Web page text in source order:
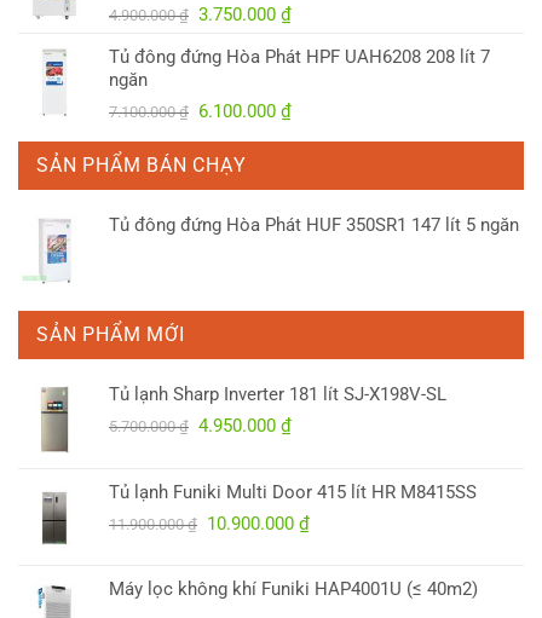
4.900.000₫ Giá
là:
3.750.000 ₫Giá
tại
3.750.000 ₫.
Tủ đông đứng Hòa Phát HPF UAH6208 208 lít 7
ngăn
7.100.000₫ Giá
là:
7.100.000 ₫.
6.100.000 ₫Giá
là:
SẢN PHẨM BÁN CHẠY
Tủ đông đứng Hòa Phát HUF 350SR1 147 lít 5 ngăn
SẢN PHẨM MỚI
Tủ lạnh Sharp Inverter 181 lít SJ-X198V-SL
5.700.000₫ Giá
5.700.000 ₫.
4.950.000 ₫Giá
là:
4.950.000 ₫.
Tủ lạnh Funiki Multi Door 415 lít HR M8415SS
11.900.000₫ Giá
11.900.000 ₫.
10.900.000 ₫Giá
là:
Máy lọc không khí Funiki HAP4001U (≤ 40m2)